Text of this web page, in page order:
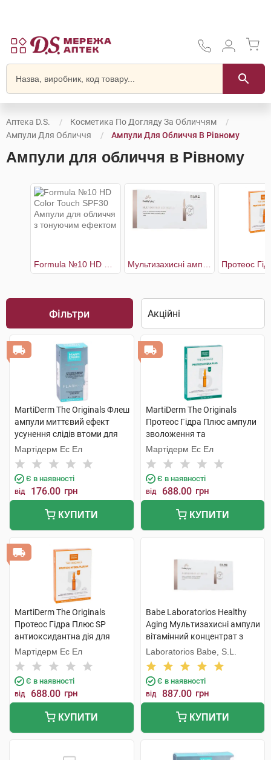
Аптека D.S.
Косметика По Догляду За Обличчям
Ампули Для Обличчя
Ампули Для Обличчя В Рівному
Ампули для обличчя в Рівному
Фільтри
MartiDerm The Originals Флеш
ампули миттєвий ефект
усунення слідів втоми для
всіх типів шкіри 2 мл 1
ампула
Мартідерм Ес Ел
Є в наявності
від 176.00 грн
КУПИТИ
MartiDerm The Originals
Протеос Гідра Плюс ампули
зволоження та
антиоксидантна дія для
сухої шкіри 2 мл 5 ампул
Мартідерм Ес Ел
Є в наявності
від 688.00 грн
КУПИТИ
MartiDerm The Originals
Протеос Гідра Плюс SP
антиоксидантна дія для
нормальної і комбінованої
шкіри 2 мл 5 ампул
Мартідерм Ес Ел
Є в наявності
від 688.00 грн
КУПИТИ
Babe Laboratorios Healthy
Aging Мультизахисні ампули
вітамінний концентрат з
інтенсивним омолоджуючим
ефектом 2 мл 7 ампул
Laboratorios Babe, S.L.
Є в наявності
від 887.00 грн
КУПИТИ